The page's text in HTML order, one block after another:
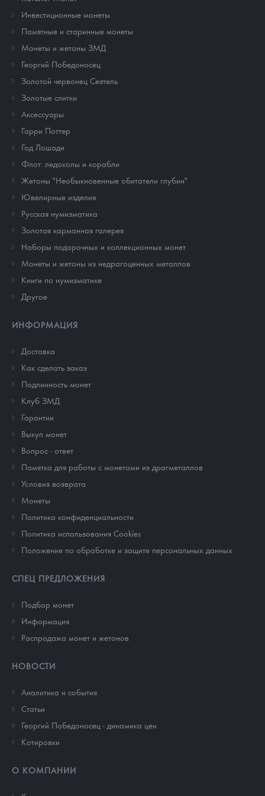
Инвестиционные монеты
Памятные и старинные монеты
Монеты и жетоны ЗМД
Георгий Победоносец
Золотой червонец Сеятель
Золотые слитки
Аксессуары
Гарри Поттер
Год Лошади
Флот: ледоколы и корабли
Жетоны "Необыкновенные обитатели глубин"
Ювелирные изделия
Русская нумизматика
Золотая карманная галерея
Наборы подарочных и коллекционных монет
Монеты и жетоны из недрагоценных металлов
Книги по нумизматике
Другое
ИНФОРМАЦИЯ
Доставка
Как сделать заказ
Подлинность монет
Клуб ЗМД
Гарантии
Выкуп монет
Вопрос - ответ
Памятка для работы с монетами из драгметаллов
Условия возврата
Монеты
Политика конфиденциальности
Политика использования Cookies
Положение по обработке и защите персональных данных
СПЕЦ ПРЕДЛОЖЕНИЯ
Подбор монет
Информация
Распродажа монет и жетонов
НОВОСТИ
Аналитика и события
Cтатьи
Георгий Победоносец - динамика цен
Котировки
О КОМПАНИИ